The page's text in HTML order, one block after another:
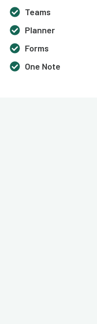
Teams
Planner
Forms
One Note